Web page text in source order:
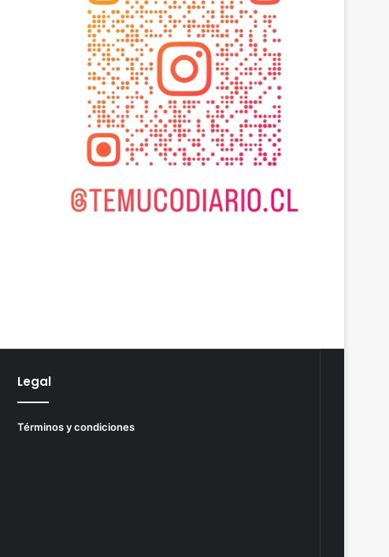
Legal
Términos y condiciones